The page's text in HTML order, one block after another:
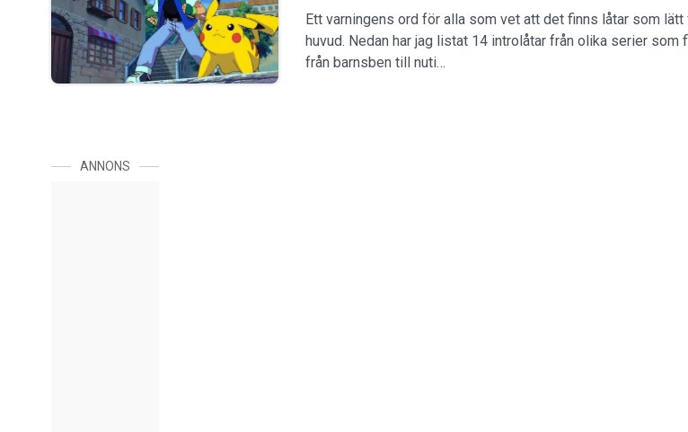
Ett varningens ord för alla som vet att det finns låtar som lätt
huvud. Nedan har jag listat 14 introlåtar från olika serier som
från barnsben till nuti…
ANNONS